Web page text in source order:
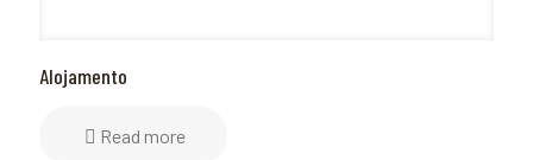
Alojamento
Read more